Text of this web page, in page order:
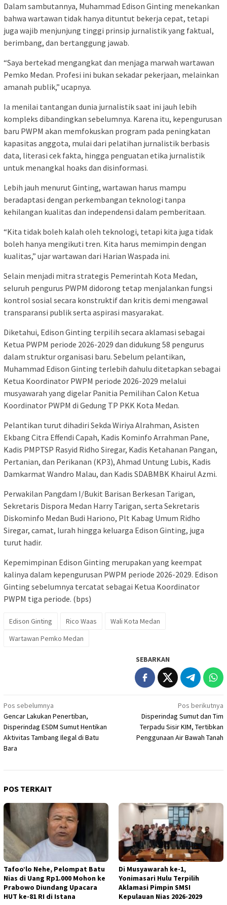
Dalam sambutannya, Muhammad Edison Ginting menekankan
bahwa wartawan tidak hanya dituntut bekerja cepat, tetapi
juga wajib menjunjung tinggi prinsip jurnalistik yang faktual,
berimbang, dan bertanggung jawab.
“Saya bertekad mengangkat dan menjaga marwah wartawan
Pemko Medan. Profesi ini bukan sekadar pekerjaan, melainkan
amanah publik,” ucapnya.
Ia menilai tantangan dunia jurnalistik saat ini jauh lebih
kompleks dibandingkan sebelumnya. Karena itu, kepengurusan
baru PWPM akan memfokuskan program pada peningkatan
kapasitas anggota, mulai dari pelatihan jurnalistik berbasis
data, literasi cek fakta, hingga penguatan etika jurnalistik
untuk menangkal hoaks dan disinformasi.
Lebih jauh menurut Ginting, wartawan harus mampu
beradaptasi dengan perkembangan teknologi tanpa
kehilangan kualitas dan independensi dalam pemberitaan.
“Kita tidak boleh kalah oleh teknologi, tetapi kita juga tidak
boleh hanya mengikuti tren. Kita harus memimpin dengan
kualitas,” ujar wartawan dari Harian Waspada ini.
Selain menjadi mitra strategis Pemerintah Kota Medan,
seluruh pengurus PWPM didorong tetap menjalankan fungsi
kontrol sosial secara konstruktif dan kritis demi mengawal
transparansi publik serta aspirasi masyarakat.
Diketahui, Edison Ginting terpilih secara aklamasi sebagai
Ketua PWPM periode 2026-2029 dan didukung 58 pengurus
dalam struktur organisasi baru. Sebelum pelantikan,
Muhammad Edison Ginting terlebih dahulu ditetapkan sebagai
Ketua Koordinator PWPM periode 2026-2029 melalui
musyawarah yang digelar Panitia Pemilihan Calon Ketua
Koordinator PWPM di Gedung TP PKK Kota Medan.
Pelantikan turut dihadiri Sekda Wiriya Alrahman, Asisten
Ekbang Citra Effendi Capah, Kadis Kominfo Arrahman Pane,
Kadis PMPTSP Rasyid Ridho Siregar, Kadis Ketahanan Pangan,
Pertanian, dan Perikanan (KP3), Ahmad Untung Lubis, Kadis
Damkarmat Wandro Malau, dan Kadis SDABMBK Khairul Azmi.
Perwakilan Pangdam I/Bukit Barisan Berkesan Tarigan,
Sekretaris Dispora Medan Harry Tarigan, serta Sekretaris
Diskominfo Medan Budi Hariono, Plt Kabag Umum Ridho
Siregar, camat, lurah hingga keluarga Edison Ginting, juga
turut hadir.
Kepemimpinan Edison Ginting merupakan yang keempat
kalinya dalam kepengurusan PWPM periode 2026-2029. Edison
Ginting sebelumnya tercatat sebagai Ketua Koordinator
PWPM tiga periode. (bps)
Edison Ginting Rico Waas
Wali Kota Medan
Wartawan Pemko Medan
SEBARKAN
Navigasi
pos
Pos sebelumnya
Gencar Lakukan Penertiban,
Disperindag ESDM Sumut Hentikan
Aktivitas Tambang Ilegal di Batu
Bara
Pos berikutnya
Disperindag Sumut dan Tim
Terpadu Sisir KIM, Tertibkan
Penggunaan Air Bawah Tanah
POS TERKAIT
Tafoo’lo Nehe, Pelompat Batu
Nias di Uang Rp1.000 Mohon ke
Prabowo Diundang Upacara
HUT ke-81 RI di Istana
Di Musyawarah ke-1,
Yonimasari Hulu Terpilih
Aklamasi Pimpin SMSI
Kepulauan Nias 2026-2029